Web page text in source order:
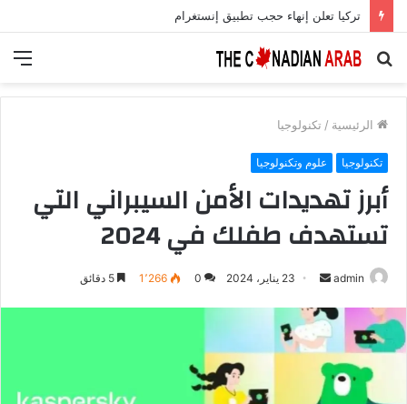
تركيا تعلن إنهاء حجب تطبيق إنستغرام
بحث
الرئيسية / تكنولوجيا
تكنولوجيا علوم وتكنولوجيا
أبرز تهديدات الأمن السيبراني التي
تستهدف طفلك في 2024
admin
أرسل
إلكترونيا
23 يناير، 2024 0 1٬266